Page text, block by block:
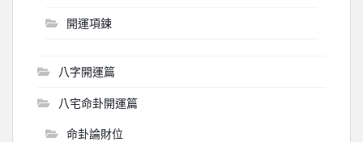
開運項鍊
八字開運篇
八宅命卦開運篇
命卦論財位